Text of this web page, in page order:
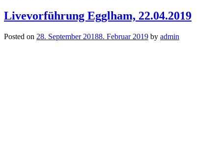
Livevorführung Egglham, 22.04.2019
Posted on 28. September 20188. Februar 2019 by admin